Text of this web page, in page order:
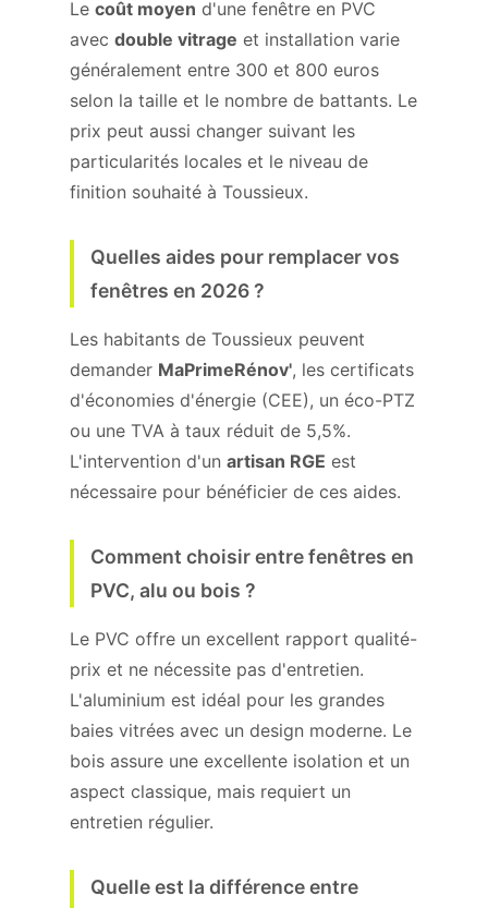
Le coût moyen d'une fenêtre en PVC
avec double vitrage et installation varie
généralement entre 300 et 800 euros
selon la taille et le nombre de battants. Le
prix peut aussi changer suivant les
particularités locales et le niveau de
finition souhaité à Toussieux.
Quelles aides pour remplacer vos
fenêtres en 2026 ?
Les habitants de Toussieux peuvent
demander MaPrimeRénov', les certificats
d'économies d'énergie (CEE), un éco-PTZ
ou une TVA à taux réduit de 5,5%.
L'intervention d'un artisan RGE est
nécessaire pour bénéficier de ces aides.
Comment choisir entre fenêtres en
PVC, alu ou bois ?
Le PVC offre un excellent rapport qualité-
prix et ne nécessite pas d'entretien.
L'aluminium est idéal pour les grandes
baies vitrées avec un design moderne. Le
bois assure une excellente isolation et un
aspect classique, mais requiert un
entretien régulier.
Quelle est la différence entre